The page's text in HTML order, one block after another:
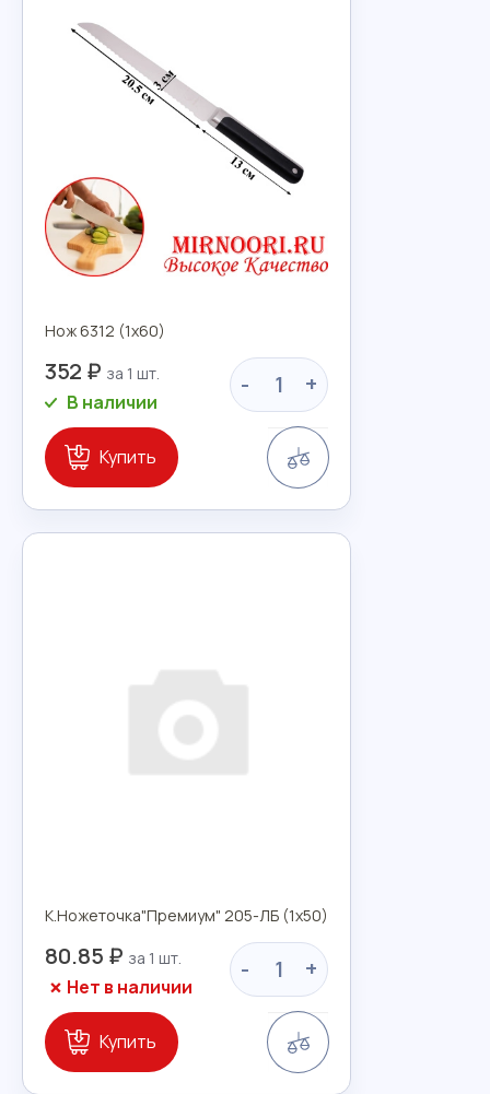
Нож 6312 (1х60)
352 ₽ - +
В наличии
Купить
К.Ножеточка"Премиум" 205-ЛБ (1х50)
80.85 ₽ - +
Нет в наличии
Купить